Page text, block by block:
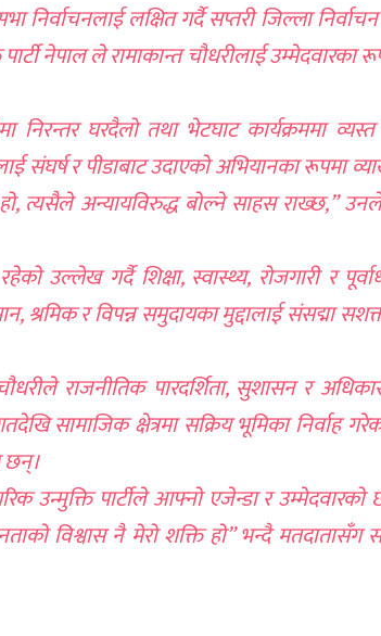
लक्षित गर्दै सप्तरी जिल्ला निर्वाचन
नेपाल ले रामाकान्त चौधरीलाई उम्मेदवारका
निरन्तर घरदैलो तथा भेटघाट कार्यक्रममा
संघर्ष र पीडाबाट उदाएको अभियानका रूपमा
हो, त्यसैले अन्यायविरुद्ध बोल्ने साहस राख्छ,”
गर्दै शिक्षा, स्वास्थ्य, रोजगारी र
श्रमिक र विपन्न समुदायका मुद्दालाई संसद्मा
राजनीतिक पारदर्शिता, सुशासन र
सामाजिक क्षेत्रमा सक्रिय भूमिका निर्वाह
छन्।
उन्मुक्ति पार्टीले आफ्नो एजेन्डा र उम्मेदवारको
विश्वास नै मेरो शक्ति हो” भन्दै मतदातासँग